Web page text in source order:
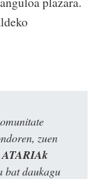
zuen
ATARIAk
bat daukagu